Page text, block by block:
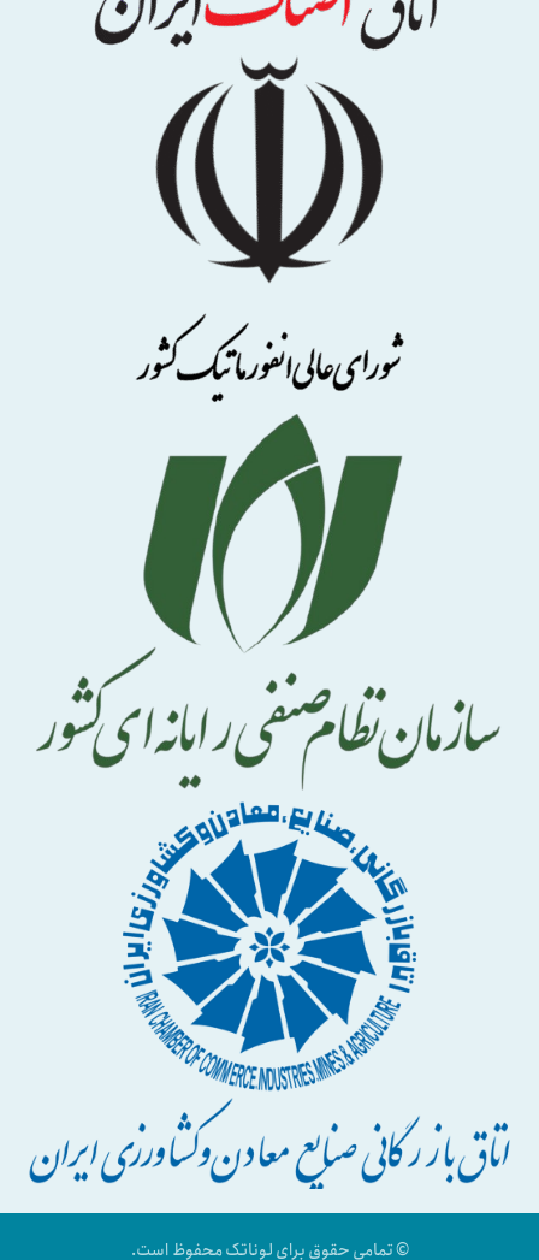
© تمامی حقوق برای لوناتک محفوظ است.